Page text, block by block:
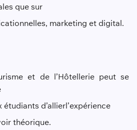
que sur
les, marketing et digital.
et de l’Hôtellerie peut se
étudiants d’allierl’expérience
théorique.